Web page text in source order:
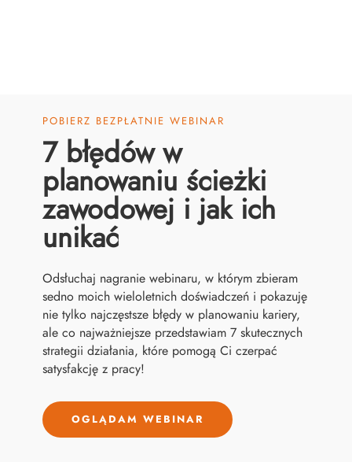
POBIERZ BEZPŁATNIE WEBINAR
7 błędów w
planowaniu ścieżki
zawodowej i jak ich
unikać
Odsłuchaj nagranie webinaru, w którym zbieram
sedno moich wieloletnich doświadczeń i pokazuję
nie tylko najczęstsze błędy w planowaniu kariery,
ale co najważniejsze przedstawiam 7 skutecznych
strategii działania, które pomogą Ci czerpać
satysfakcję z pracy!
OGLĄDAM WEBINAR